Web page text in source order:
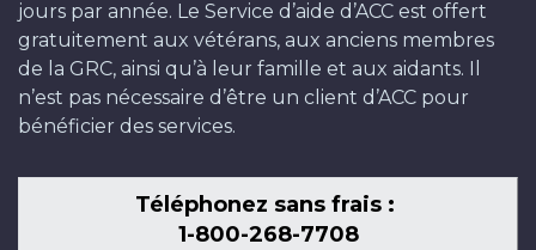
jours par année. Le Service d’aide d’ACC est offert
gratuitement aux vétérans, aux anciens membres
de la GRC, ainsi qu’à leur famille et aux aidants. Il
n’est pas nécessaire d’être un client d’ACC pour
bénéficier des services.
Téléphonez sans frais :
1-800-268-7708